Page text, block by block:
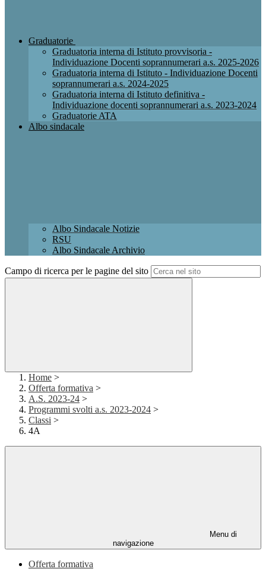
Graduatorie
Graduatoria interna di Istituto provvisoria -
Individuazione Docenti soprannumerari a.s. 2025-2026
Graduatoria interna di Istituto - Individuazione Docenti
soprannumerari a.s. 2024-2025
Graduatoria interna di Istituto definitiva -
Individuazione docenti soprannumerari a.s. 2023-2024
Graduatorie ATA
Albo sindacale
Albo Sindacale Notizie
RSU
Albo Sindacale Archivio
Campo di ricerca per le pagine del sito
Home >
Offerta formativa >
A.S. 2023-24 >
Programmi svolti a.s. 2023-2024 >
Classi >
4A
Menu di
navigazione
Offerta formativa